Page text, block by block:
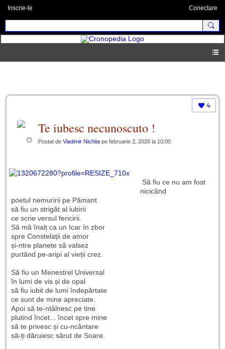
Inscrie-te Conectare
4
Te iubesc necunoscuto !
Postat de Vladimir Nichita pe februarie 2, 2020 la 10:00
Să fiu ce nu am fost
nicicând
poetul nemuririi pe Pămant
să fiu un strigăt al iubirii
ce scrie versul fericirii.
Să mă înalț ca un Icar în zbor
spre Constelații de amor
și-ntre planete să valsez
purtând pe-aripi al vieții crez.
Să fiu un Menestrel Universal
în lumi de vis și de opal
să fiu iubit de lumi îndepărtate
ce sunt de mine apreciate.
Apoi să te-ntâlnesc pe tine
plutind încet... încet spre mine
să te privesc și cu-ncântare
să-ți dăruiesc sărut de Soare.